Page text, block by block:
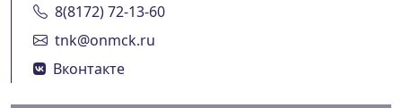
8(8172) 72-13-60
tnk@onmck.ru
Вконтакте